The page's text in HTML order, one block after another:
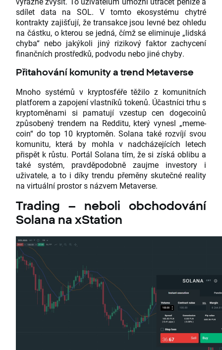
sdílet data na SOL. V tomto ekosystému chytré
kontrakty zajišťují, že transakce jsou levné bez ohledu
na částku, o kterou se jedná, čímž se eliminuje „lidská
chyba“ nebo jakýkoli jiný rizikový faktor zachycení
finančních prostředků, podvodu nebo jiné chyby.
Přitahování komunity a trend Metaverse
Mnoho systémů v kryptosféře těžilo z komunitních
platforem a zapojení vlastníků tokenů. Účastníci trhu s
kryptoměnami si pamatují vzestup cen dogecoinů
způsobený trendem na Redditu, který vynesl „meme-
coin“ do top 10 kryptoměn. Solana také rozvíjí svou
komunitu, která by mohla v nadcházejících letech
přispět k růstu. Portál Solana tím, že si získá oblibu a
také systém, pravděpodobně zaujme investory i
uživatele, a to i díky trendu přeměny skutečné reality
na virtuální prostor s názvem Metaverse.
Trading – neboli obchodování
Solana na xStation